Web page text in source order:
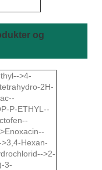
og
>4-
2H-
P-ETHYL--
Hexan-
>2-
3-